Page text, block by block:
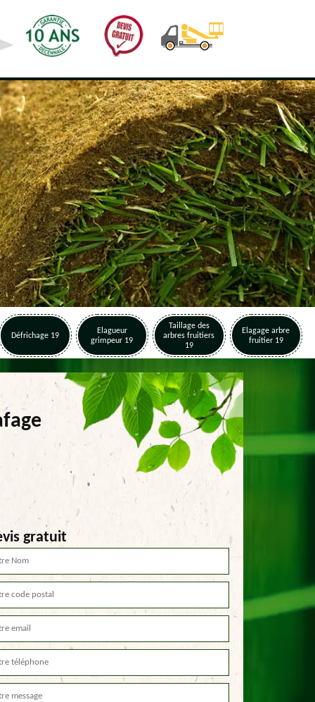
Défrichage 19
Elagueur
grimpeur 19
Taillage des
arbres fruitiers
19
Elagage arbre
fruitier 19
gratuit